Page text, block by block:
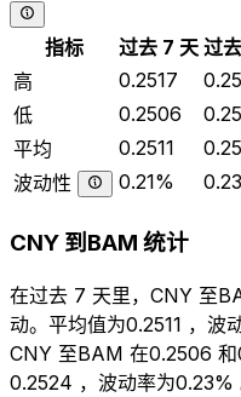
指标 过去 7 天 过
高
0.2517
低
0.2506
平均
0.2511
波动性
0.21%
CNY 到BAM 统计
在过去 7 天里，CNY 至
动。平均值为0.2511 ，波
CNY 至BAM 在0.2506
0.2524 ，波动率为